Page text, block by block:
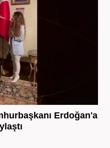
Erdoğan'a